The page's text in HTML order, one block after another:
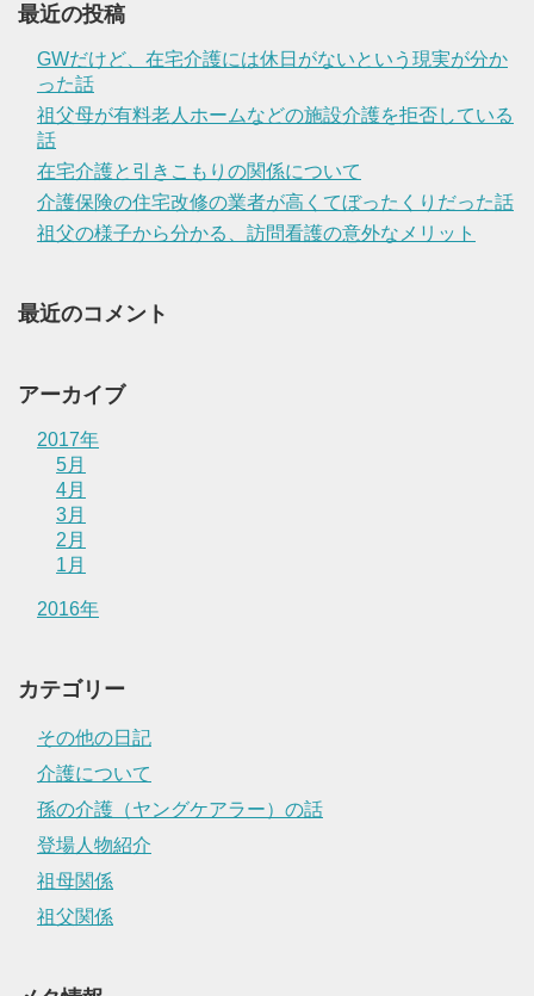
最近の投稿
GWだけど、在宅介護には休日がないという現実が分か
った話
祖父母が有料老人ホームなどの施設介護を拒否している
話
在宅介護と引きこもりの関係について
介護保険の住宅改修の業者が高くてぼったくりだった話
祖父の様子から分かる、訪問看護の意外なメリット
最近のコメント
アーカイブ
2017年
5月
4月
3月
2月
1月
2016年
カテゴリー
その他の日記
介護について
孫の介護（ヤングケアラー）の話
登場人物紹介
祖母関係
祖父関係